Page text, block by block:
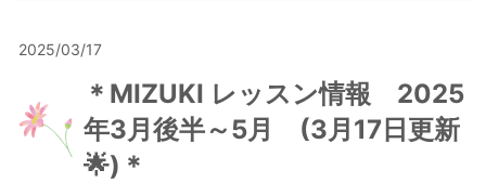
2025/03/17
＊MIZUKI レッスン情報 2025
年3月後半～5月 (3月17日更新
🌟)＊